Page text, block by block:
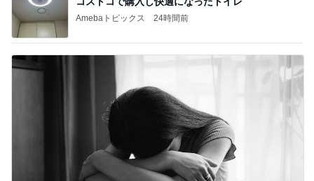
津久井教生 書いて頂いた素敵な書評
悩んで買えなかったホワイトニング
Amebaトピックス 1日前